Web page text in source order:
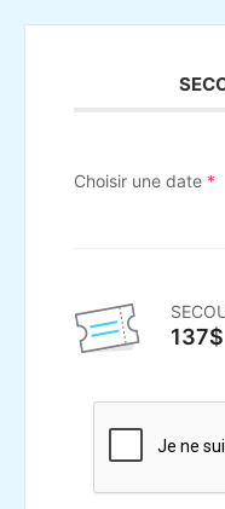
Choisir une date *
137$